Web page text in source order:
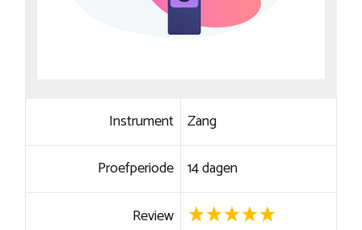
Instrument Zang
Proefperiode 14 dagen
Review